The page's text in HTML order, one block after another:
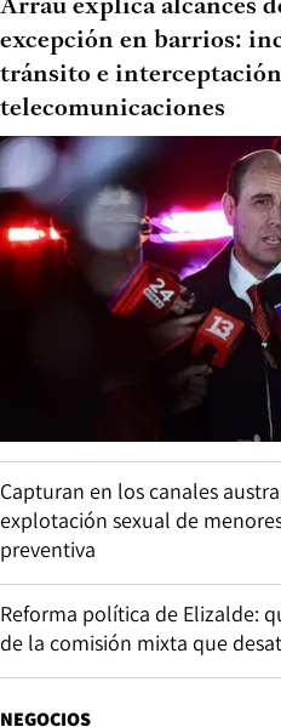
Arrau explica alcances
excepción en barrios:
tránsito e
telecomunicaciones
Capturan en los canales
explotación sexual de
preventiva
Reforma política de Elizalde:
de la comisión mixta que
NEGOCIOS